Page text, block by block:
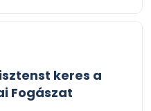
keres a
Fogászat